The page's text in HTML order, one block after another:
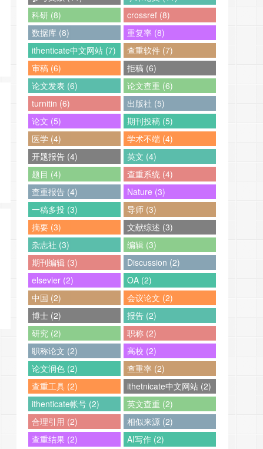
科研 (8)
crossref (8)
数据库 (8)
重复率 (8)
ithenticate中文网站 (7)
查重软件 (7)
审稿 (6)
拒稿 (6)
论文发表 (6)
论文查重 (6)
turnitin (6)
出版社 (5)
论文 (5)
期刊投稿 (5)
医学 (4)
学术不端 (4)
开题报告 (4)
英文 (4)
题目 (4)
查重系统 (4)
查重报告 (4)
Nature (3)
一稿多投 (3)
导师 (3)
摘要 (3)
文献综述 (3)
杂志社 (3)
编辑 (3)
期刊编辑 (3)
Discussion (2)
elsevier (2)
OA (2)
中国 (2)
会议论文 (2)
博士 (2)
报告 (2)
研究 (2)
职称 (2)
职称论文 (2)
高校 (2)
论文润色 (2)
查重率 (2)
查重工具 (2)
ithetnicate中文网站 (2)
ithenticate帐号 (2)
英文查重 (2)
合理引用 (2)
相似来源 (2)
查重结果 (2)
AI写作 (2)